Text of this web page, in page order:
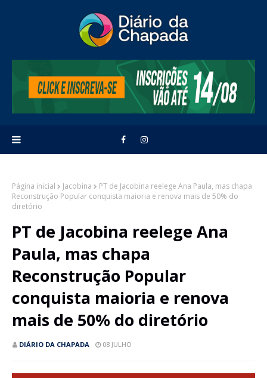
Página inicial Jacobina
PT de Jacobina reelege Ana Paula, mas chapa
Reconstrução Popular conquista maioria e renova mais de 50% do
diretório
PT de Jacobina reelege Ana
Paula, mas chapa
Reconstrução Popular
conquista maioria e renova
mais de 50% do diretório
DIÁRIO DA CHAPADA 08 JULHO